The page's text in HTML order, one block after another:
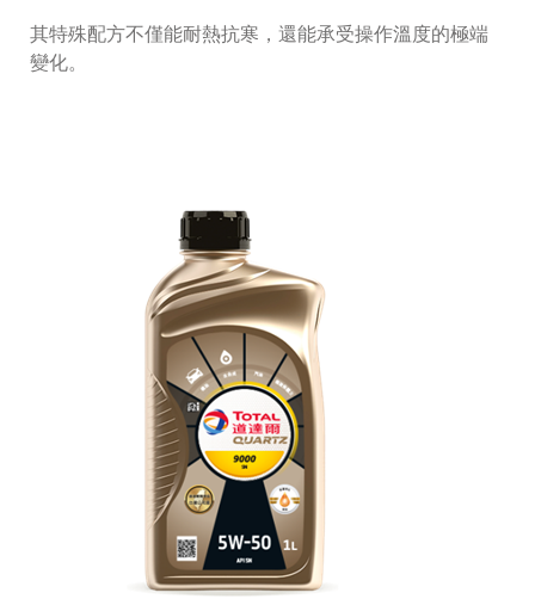
其特殊配方不僅能耐熱抗寒，還能承受操作溫度的極端
變化。